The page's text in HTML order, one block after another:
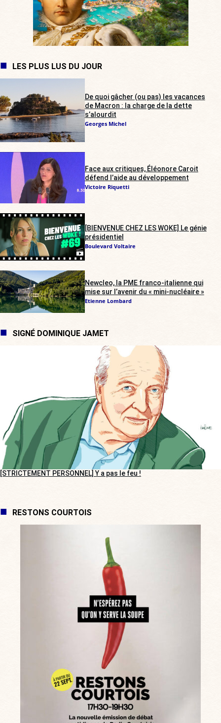
LES PLUS LUS DU JOUR
De quoi gâcher (ou pas) les vacances
de Macron : la charge de la dette
s’alourdit
Georges Michel
Face aux critiques, Éléonore Caroit
défend l’aide au développement
Victoire Riquetti
[BIENVENUE CHEZ LES WOKE] Le génie
présidentiel
Boulevard Voltaire
Newcleo, la PME franco-italienne qui
mise sur l’avenir du « mini-nucléaire »
Etienne Lombard
SIGNÉ DOMINIQUE JAMET
[STRICTEMENT PERSONNEL] Y a pas le feu !
RESTONS COURTOIS